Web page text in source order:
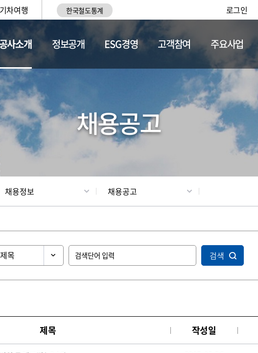
기차여행 한국철도통계 로그인
사소개
황 채용정보
정보공개 ESG경영 고객참여 주요사업
채용공고
채용정보 채용공고
검색
제목 작성일